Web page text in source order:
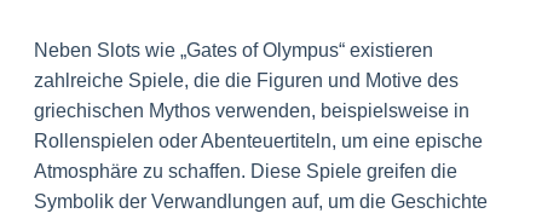
Neben Slots wie „Gates of Olympus“ existieren
zahlreiche Spiele, die die Figuren und Motive des
griechischen Mythos verwenden, beispielsweise in
Rollenspielen oder Abenteuertiteln, um eine epische
Atmosphäre zu schaffen. Diese Spiele greifen die
Symbolik der Verwandlungen auf, um die Geschichte